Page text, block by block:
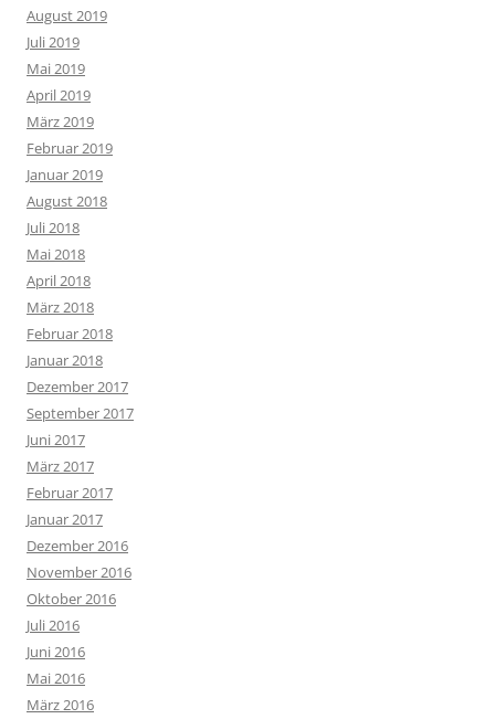
August 2019
Juli 2019
Mai 2019
April 2019
März 2019
Februar 2019
Januar 2019
August 2018
Juli 2018
Mai 2018
April 2018
März 2018
Februar 2018
Januar 2018
Dezember 2017
September 2017
Juni 2017
März 2017
Februar 2017
Januar 2017
Dezember 2016
November 2016
Oktober 2016
Juli 2016
Juni 2016
Mai 2016
März 2016